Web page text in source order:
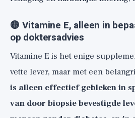
🟡 Vitamine E, alleen in
op doktersadvies
Vitamine E is het enige
vette lever, maar met een
is alleen effectief gebleken in
van door biopsie bevestigde